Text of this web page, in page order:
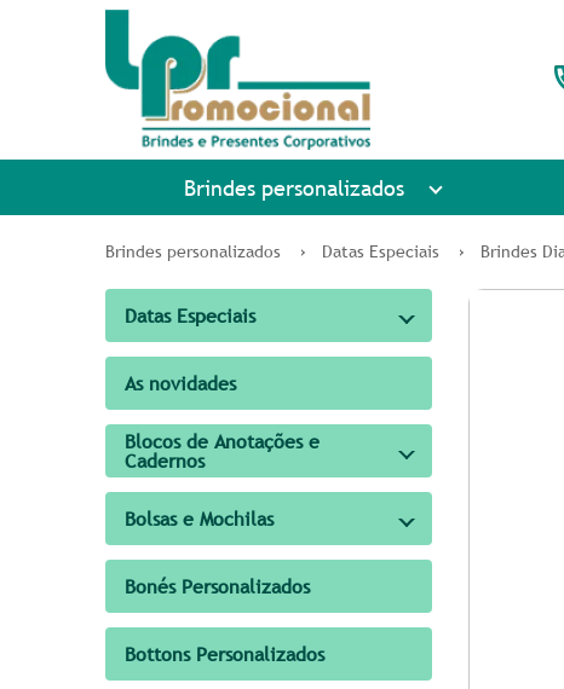
Brindes personalizados
Brindes personalizados Datas Especiais Brindes
Datas Especiais
As novidades
Blocos de Anotações e
Cadernos
Bolsas e Mochilas
Bonés Personalizados
Bottons Personalizados